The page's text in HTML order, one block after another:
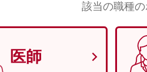
該当の職種の
医師
セイ
※全角（カ